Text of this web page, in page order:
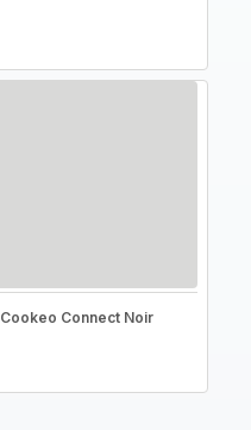
Cookeo Connect Noir